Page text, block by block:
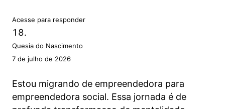
Acesse para responder
Quesia do Nascimento
7 de julho de 2026
Estou migrando de empreendedora para
empreendedora social. Essa jornada é de